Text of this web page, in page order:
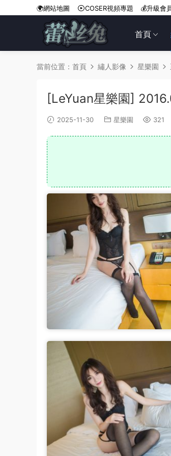
首頁
🌍網站地圖 COSER視頻專題 💰升級會
當前位置： 首頁 繡人影像 星樂園
[LeYuan星樂園]
2025-11-30 星樂園 321